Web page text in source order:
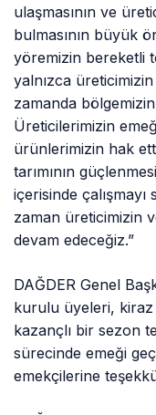
ulaşmasının ve
bulmasının büyük
yöremizin bereketli
yalnızca
zamanda
Üreticilerimizin
ürünlerimizin hak
tarımının
içerisinde
zaman üreticimizin
devam edeceğiz.”
DAĞDER Genel
kurulu üyeleri,
kazançlı bir sezon
sürecinde emeği
emekçilerine